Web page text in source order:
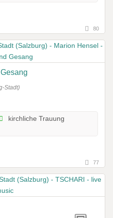
80
Stadt)
kirchliche Trauung
77